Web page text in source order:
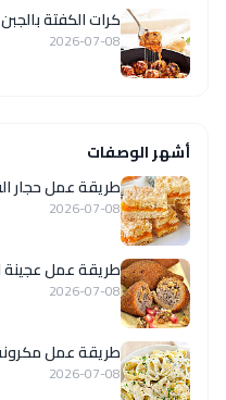
كرات الكفتة بالجبن
2026-07-08
أشهر الوصفات
طريقة عمل حجار
2026-07-08
طريقة عمل عجينة
2026-07-08
طريقة عمل
2026-07-08